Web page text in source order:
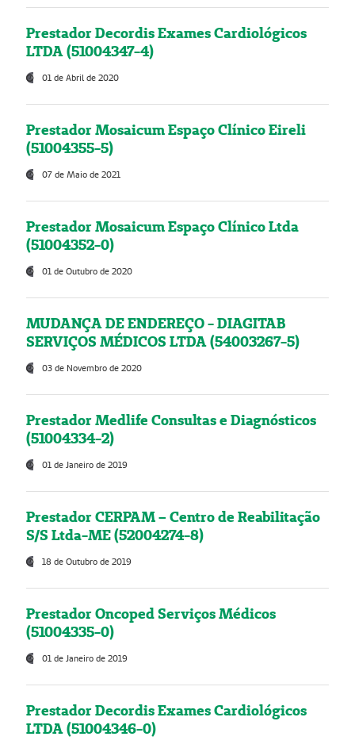
Prestador Decordis Exames Cardiológicos
LTDA (51004347-4)
01 de Abril de 2020
Prestador Mosaicum Espaço Clínico Eireli
(51004355-5)
07 de Maio de 2021
Prestador Mosaicum Espaço Clínico Ltda
(51004352-0)
01 de Outubro de 2020
MUDANÇA DE ENDEREÇO - DIAGITAB
SERVIÇOS MÉDICOS LTDA (54003267-5)
03 de Novembro de 2020
Prestador Medlife Consultas e Diagnósticos
(51004334-2)
01 de Janeiro de 2019
Prestador CERPAM – Centro de Reabilitação
S/S Ltda-ME (52004274-8)
18 de Outubro de 2019
Prestador Oncoped Serviços Médicos
(51004335-0)
01 de Janeiro de 2019
Prestador Decordis Exames Cardiológicos
LTDA (51004346-0)